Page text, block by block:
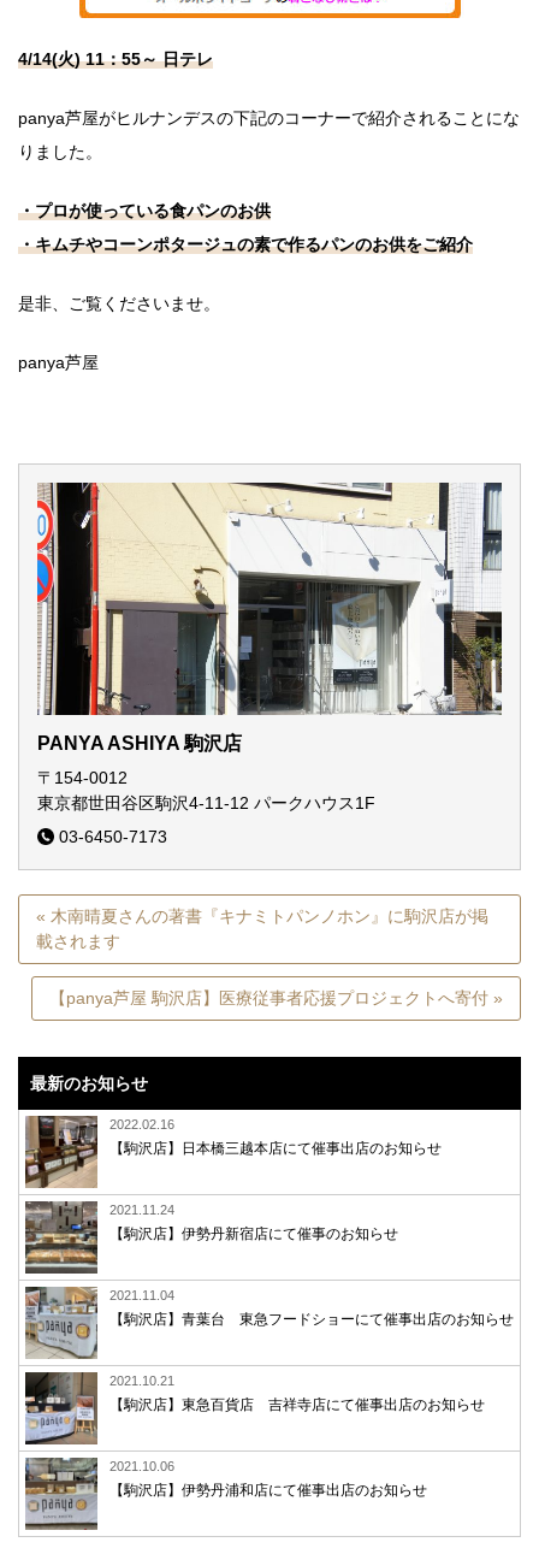
4/14(火) 11：55～ 日テレ
panya芦屋がヒルナンデスの下記のコーナーで紹介されることにな
りました。
・プロが使っている食パンのお供
・キムチやコーンポタージュの素で作るパンのお供をご紹介
是非、ご覧くださいませ。
panya芦屋
PANYA ASHIYA 駒沢店
〒154-0012
東京都世田谷区駒沢4-11-12 パークハウス1F
03-6450-7173
« 木南晴夏さんの著書『キナミトパンノホン』に駒沢店が掲
載されます
【panya芦屋 駒沢店】医療従事者応援プロジェクトへ寄付 »
最新のお知らせ
2022.02.16
【駒沢店】日本橋三越本店にて催事出店のお知らせ
2021.11.24
【駒沢店】伊勢丹新宿店にて催事のお知らせ
2021.11.04
【駒沢店】青葉台 東急フードショーにて催事出店のお知らせ
2021.10.21
【駒沢店】東急百貨店 吉祥寺店にて催事出店のお知らせ
2021.10.06
【駒沢店】伊勢丹浦和店にて催事出店のお知らせ